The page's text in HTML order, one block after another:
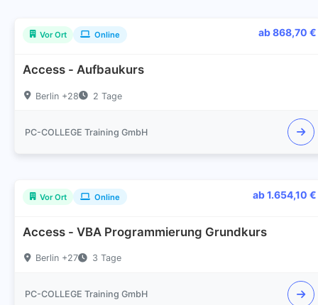
Vor Ort Online ab 868,70 €
Access - Aufbaukurs
Berlin +28 2 Tage
PC-COLLEGE Training GmbH
Vor Ort Online ab 1.654,10 €
Access - VBA Programmierung Grundkurs
Berlin +27 3 Tage
PC-COLLEGE Training GmbH